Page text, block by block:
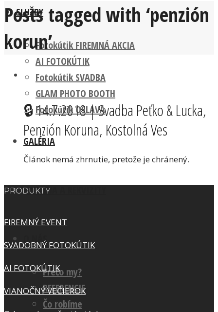
SLUŽBY
Fotokútik FIREMNÁ AKCIA
AI FOTOKÚTIK
Fotokútik SVADBA
GLAM PHOTO BOOTH
Fotokútik OSLAVA
GALÉRIA
POZADIA A REKVIZITY
O NÁS
Prečo my?
REFERENCIE
Čo robíme
Posts tagged with ‘penzión
korun’
🔒 14.7.2018 | Svadba Peťko & Lucka,
Penzión Koruna, Kostolná Ves
Článok nemá zhrnutie, pretože je chránený.
PRODUKTY
FIREMNÝ EVENT
SVADOBNÝ FOTOKÚTIK
AI FOTOKÚTIK
VIANOČNÝ VEČIEROK